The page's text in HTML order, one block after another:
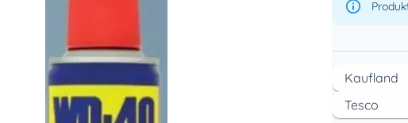
Kaufland
Tesco